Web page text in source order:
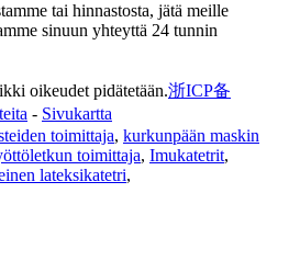
tai hinnastosta, jätä meille
sinuun yhteyttä 24 tunnin
oikeudet pidätetään.浙ICP备
- Sivukartta
toimittaja, kurkunpään maskin
toimittaja, Imukatetrit,
lateksikatetri,